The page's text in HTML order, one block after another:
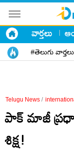
వార్తలు
#తెలుగు వార్తలు
Telugu News /
పాక్ మాజీ
శిక్ష!